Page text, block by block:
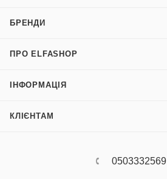
БРЕНДИ
ПРО ELFASHOP
ІНФОРМАЦІЯ
КЛІЄНТАМ
0503332569